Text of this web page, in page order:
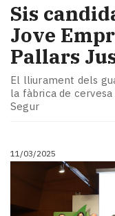
Sis
Jove
Pallars
El lliurament dels
la fàbrica de
Segur
11/03/2025